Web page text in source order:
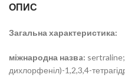
ОПИС
Загальна характеристика:
міжнародна назвa:
дихлорфеніл)-1,2,3,4-